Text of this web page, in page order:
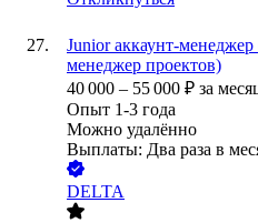
Junior аккаунт-
менеджер проектов)
40 000 – 55 000 ₽ за
Опыт 1-3 года
Можно удалённо
Выплаты: Два раза в
DELTA